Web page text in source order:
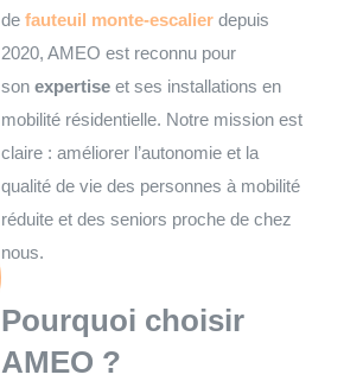
de fauteuil monte-escalierdepuis
2020, AMEO est reconnu pour
son expertiseet ses installations en
mobilité résidentielle. Notre mission est
claire : améliorer l’autonomie et la
qualité de vie des personnes à mobilité
réduite et des seniors proche de chez
nous.
Pourquoi choisir
AMEO ?